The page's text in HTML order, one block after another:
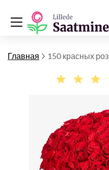
Главная 150 красных роз